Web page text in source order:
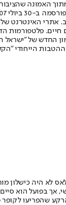
האמונה שהציבור
חיים. פלטפורמות
החדש של
הייחודי
לא היה כישלון
אך בפועל הוא
שהפריעו